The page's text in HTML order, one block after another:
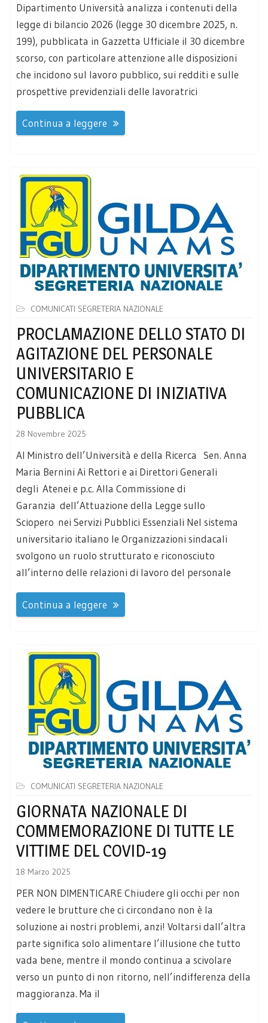
Dipartimento Università analizza i contenuti della
legge di bilancio 2026 (legge 30 dicembre 2025, n.
199), pubblicata in Gazzetta Ufficiale il 30 dicembre
scorso, con particolare attenzione alle disposizioni
che incidono sul lavoro pubblico, sui redditi e sulle
prospettive previdenziali delle lavoratrici
Continua a leggere
COMUNICATI SEGRETERIA NAZIONALE
PROCLAMAZIONE DELLO STATO DI
AGITAZIONE DEL PERSONALE
UNIVERSITARIO E
COMUNICAZIONE DI INIZIATIVA
PUBBLICA
28 Novembre 2025
Al Ministro dell’Università e della Ricerca Sen. Anna
Maria Bernini Ai Rettori e ai Direttori Generali
degli Atenei e p.c. Alla Commissione di
Garanzia dell’Attuazione della Legge sullo
Sciopero nei Servizi Pubblici Essenziali Nel sistema
universitario italiano le Organizzazioni sindacali
svolgono un ruolo strutturato e riconosciuto
all’interno delle relazioni di lavoro del personale
Continua a leggere
COMUNICATI SEGRETERIA NAZIONALE
GIORNATA NAZIONALE DI
COMMEMORAZIONE DI TUTTE LE
VITTIME DEL COVID-19
18 Marzo 2025
PER NON DIMENTICARE Chiudere gli occhi per non
vedere le brutture che ci circondano non è la
soluzione ai nostri problemi, anzi! Voltarsi dall’altra
parte significa solo alimentare l’illusione che tutto
vada bene, mentre il mondo continua a scivolare
verso un punto di non ritorno, nell’indifferenza della
maggioranza. Ma il